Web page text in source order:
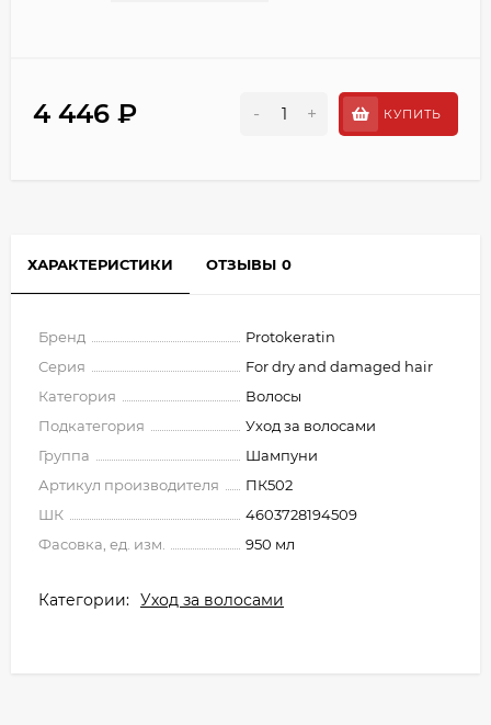
4 446 ₽ - + КУПИТЬ
ХАРАКТЕРИСТИКИ ОТЗЫВЫ 0
Бренд
Protokeratin
Серия
For dry and damaged hair
Категория
Волосы
Подкатегория
Уход за волосами
Группа
Шампуни
Артикул производителя
ПК502
ШК
4603728194509
Фасовка, ед. изм.
950 мл
Категории: Уход за волосами